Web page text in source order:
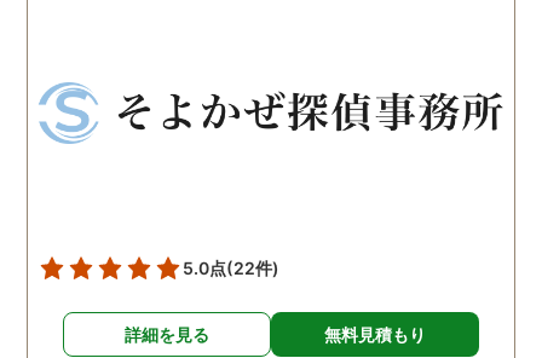
5.0点(22件)
詳細を見る 無料見積もり